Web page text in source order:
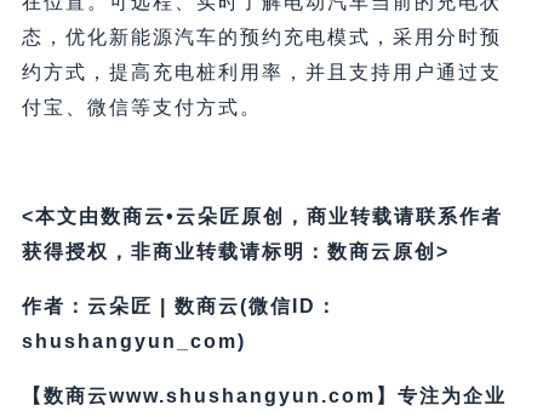
态，优化新能源汽车的预约充电模式，采用分时预
约方式，提高充电桩利用率，并且支持用户通过支
付宝、微信等支付方式。
<本文由数商云•云朵匠原创，商业转载请联系作者
获得授权，非商业转载请标明：数商云原创>
作者：云朵匠 | 数商云(微信ID：
shushangyun_com)
【数商云www.shushangyun.com】专注为企业